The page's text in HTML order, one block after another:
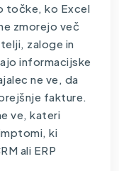
točke, ko Excel
zmorejo več
zaloge in
informacijske
ne ve, da
fakture.
ve, kateri
ki
ali ERP